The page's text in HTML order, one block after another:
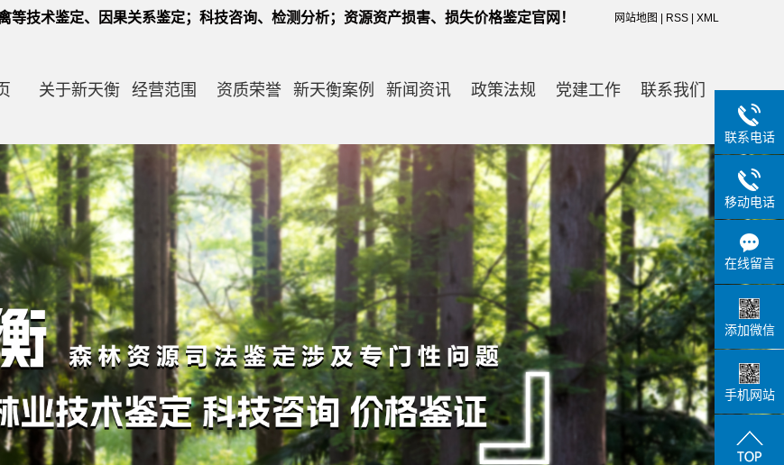
等技术鉴定、因果关系鉴定；科技咨询、检测分析；资源资产损害、损失价格鉴定官网！ 网站地图 RSS XML
关于新天衡
公司简介
公司业绩
企业文化
组织架构
党建工作
招贤纳士（2024年）
经营范围
农业作物 因果鉴定 技术咨询 价格鉴证
森林资源 科技鉴定 技术咨询 损失鉴定
渔业资源 科技鉴定 技术咨询 损失鉴定
畜牧动禽 宠物 科技鉴定 技术咨询鉴证
经济林 果树 苗木 技术鉴定与价格鉴证
风景园林 圃地花卉核查 技术鉴定 价格鉴定
生态环境损害 恢复 修复 费用鉴定
环境 耕地 林地 药材 检验 检测等 服务
资质荣誉 新天衡案例 新闻资讯
公司新闻
行业新闻
技术知识
专家展示
政策法规 党建工作 联系我们
联系方式
在线留言
联系电话
移动电话
在线留言
添加微信
手机网站